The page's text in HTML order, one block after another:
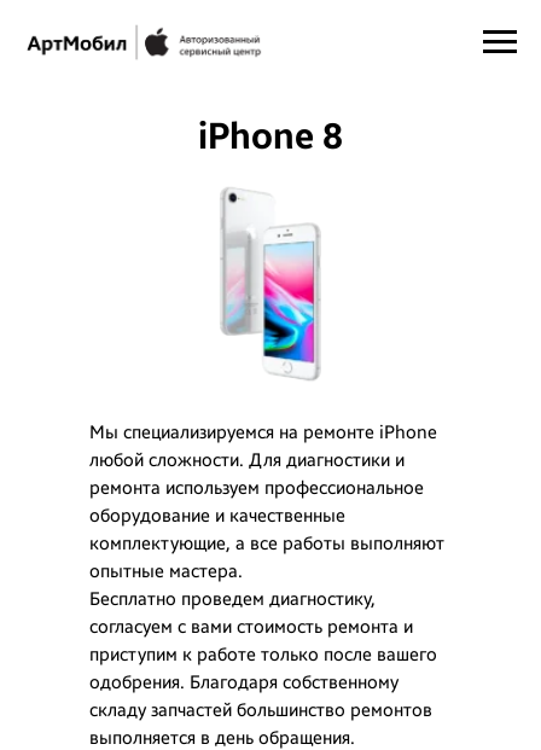
iPhone 8
Мы специализируемся на ремонте iPhone
любой сложности. Для диагностики и
ремонта используем профессиональное
оборудование и качественные
комплектующие, а все работы выполняют
опытные мастера.
Бесплатно проведем диагностику,
согласуем с вами стоимость ремонта и
приступим к работе только после вашего
одобрения. Благодаря собственному
складу запчастей большинство ремонтов
выполняется в день обращения.